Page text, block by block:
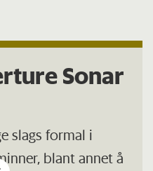
Sonar
slags formal i
blant annet å